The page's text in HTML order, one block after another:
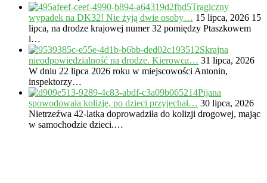
Tragiczny
wypadek na DK32! Nie żyją dwie osoby… 15 lipca, 2026 15
lipca, na drodze krajowej numer 32 pomiędzy Ptaszkowem
i…
Skrajna
nieodpowiedzialność na drodze. Kierowca… 31 lipca, 2026
W dniu 22 lipca 2026 roku w miejscowości Antonin,
inspektorzy…
Pijana
spowodowała kolizję, po dzieci przyjechał… 30 lipca, 2026
Nietrzeźwa 42-latka doprowadziła do kolizji drogowej, mając
w samochodzie dzieci.…